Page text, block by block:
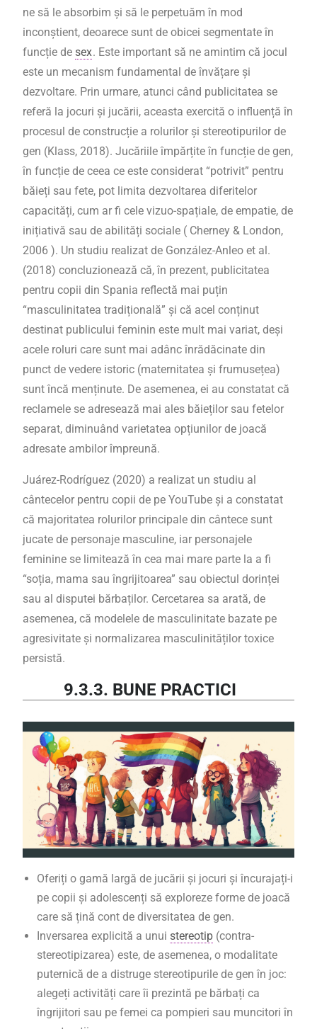
ne să le absorbim și să le perpetuăm în mod
inconștient, deoarece sunt de obicei segmentate în
funcție de sex. Este important să ne amintim că jocul
este un mecanism fundamental de învățare și
dezvoltare. Prin urmare, atunci când publicitatea se
referă la jocuri și jucării, aceasta exercită o influență în
procesul de construcție a rolurilor și stereotipurilor de
gen (Klass, 2018). Jucăriile împărțite în funcție de gen,
în funcție de ceea ce este considerat “potrivit” pentru
băieți sau fete, pot limita dezvoltarea diferitelor
capacități, cum ar fi cele vizuo-spațiale, de empatie, de
inițiativă sau de abilități sociale ( Cherney & London,
2006 ). Un studiu realizat de González-Anleo et al.
(2018) concluzionează că, în prezent, publicitatea
pentru copii din Spania reflectă mai puțin
“masculinitatea tradițională” și că acel conținut
destinat publicului feminin este mult mai variat, deși
acele roluri care sunt mai adânc înrădăcinate din
punct de vedere istoric (maternitatea și frumusețea)
sunt încă menținute. De asemenea, ei au constatat că
reclamele se adresează mai ales băieților sau fetelor
separat, diminuând varietatea opțiunilor de joacă
adresate ambilor împreună.
Juárez-Rodríguez (2020) a realizat un studiu al
cântecelor pentru copii de pe YouTube și a constatat
că majoritatea rolurilor principale din cântece sunt
jucate de personaje masculine, iar personajele
feminine se limitează în cea mai mare parte la a fi
“soția, mama sau îngrijitoarea” sau obiectul dorinței
sau al disputei bărbaților. Cercetarea sa arată, de
asemenea, că modelele de masculinitate bazate pe
agresivitate și normalizarea masculinităților toxice
persistă.
9.3.3. BUNE PRACTICI
Oferiți o gamă largă de jucării și jocuri și încurajați-i
pe copii și adolescenți să exploreze forme de joacă
care să țină cont de diversitatea de gen.
Inversarea explicită a unui stereotip (contra-
stereotipizarea) este, de asemenea, o modalitate
puternică de a distruge stereotipurile de gen în joc:
alegeți activități care îi prezintă pe bărbați ca
îngrijitori sau pe femei ca pompieri sau muncitori în